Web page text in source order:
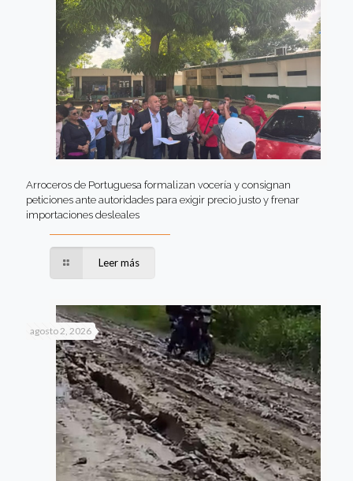
Arroceros de Portuguesa formalizan vocería y consignan
peticiones ante autoridades para exigir precio justo y frenar
importaciones desleales
Leer más
agosto 2, 2026